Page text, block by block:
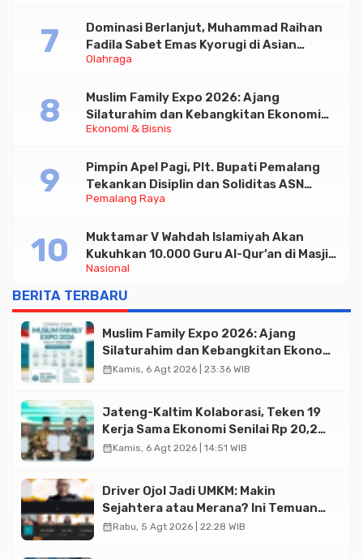
Olahraga
Dominasi Berlanjut, Muhammad Raihan
Fadila Sabet Emas Kyorugi di Asian
Taekwondo Indonesia Open 2026
Ekonomi & Bisnis
Muslim Family Expo 2026: Ajang
Silaturahim dan Kebangkitan Ekonomi
Halal di Jakarta
Pemalang Raya
Pimpin Apel Pagi, Plt. Bupati Pemalang
Tekankan Disiplin dan Soliditas ASN
untuk Pelayanan Publik
Nasional
Muktamar V Wahdah Islamiyah Akan
Kukuhkan 10.000 Guru Al-Qur’an di Masjid
Istiqlal
BERITA TERBARU
Muslim Family Expo 2026: Ajang
Silaturahim dan Kebangkitan Ekonomi
Halal di Jakarta
calendar_monthKamis, 6 Agt 2026 | 23:36 WIB
Jateng-Kaltim Kolaborasi, Teken 19
Kerja Sama Ekonomi Senilai Rp 20,2
Triliun
calendar_monthKamis, 6 Agt 2026 | 14:51 WIB
Driver Ojol Jadi UMKM: Makin
Sejahtera atau Merana? Ini Temuan
Diskusi Paramadina
calendar_monthRabu, 5 Agt 2026 | 22:28 WIB